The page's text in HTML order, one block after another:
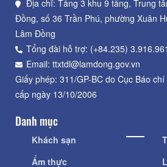
Địa chỉ: Tầng 3 khu 9 tầng, Trung
Đồng, số 36 Trần Phú, phường Xuân
Lâm Đồng
Tổng đài hỗ trợ: (+84.235) 3.916.961
Email: ttxtdl@lamdong.gov.vn
Giấy phép: 311/GP-BC do Cục Báo
cấp ngày 13/10/2006
Danh mục
Khách sạn
Ẩm thực